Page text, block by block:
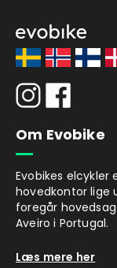
Om Evobike
Evobikes elcykler
hovedkontor lige
foregår
Aveiro i Portugal.
Læs mere her